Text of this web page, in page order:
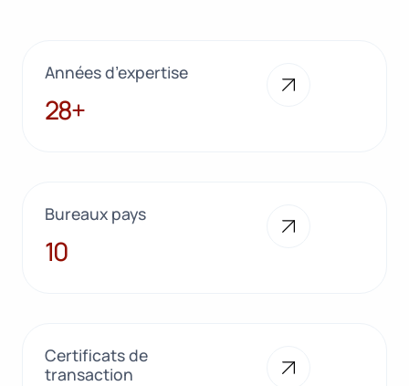
Années d’expertise
28+
28+
Bureaux pays
10
10
Certificats de
transaction